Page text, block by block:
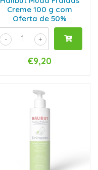
Creme 100 g com
Oferta de 50%
+
-
€9,20